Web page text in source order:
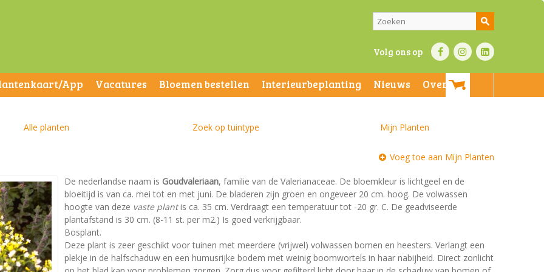
Volg ons op
App Vacatures Bloemen bestellen Interieurbeplanting Nieuws
Over ons
Alle planten Zoek op tuintype Mijn Planten
Voeg toe aan Mijn Planten
De nederlandse naam is Goudvaleriaan, familie van de Valerianaceae. De bloemkleur is lichtgeel en de
bloeitijd is van ca. mei tot en met juni. De bladeren zijn groen en ongeveer 20 cm. hoog. De volwassen
hoogte van deze vaste plantis ca. 35 cm. Verdraagt een temperatuur tot -20 gr. C. De geadviseerde
plantafstand is 30 cm. (8-11 st. per m2.) Is goed verkrijgbaar.
Bosplant.
Deze plant is zeer geschikt voor tuinen met meerdere (vrijwel) volwassen bomen en heesters. Verlangt een
plekje in de halfschaduw en een humusrijke bodem met weinig boomwortels in haar nabijheid. Direct zonlicht